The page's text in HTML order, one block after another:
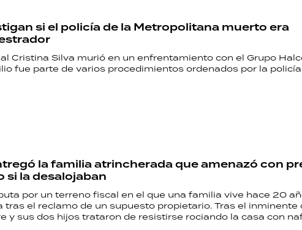
si el policía de la Metropolitana muerto era
Cristina Silva murió en un enfrentamiento con el Grupo
fue parte de varios procedimientos ordenados por la policía.
la familia atrincherada que amenazó con
si la desalojaban
por un terreno fiscal en el que una familia vive hace 20
tras el reclamo de un supuesto propietario. Tras el inminente
y sus dos hijos trataron de resistirse rociando la casa con